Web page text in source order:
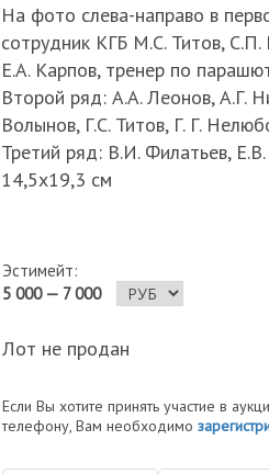
На фото слева-направо в
сотрудник КГБ М.С. Титов,
Е.А. Карпов, тренер по
Второй ряд: А.А. Леонов, А.Г.
Волынов, Г.С. Титов, Г. Г.
Третий ряд: В.И. Филатьев,
14,5х19,3 см
Эстимейт:
5 000 — 7 000
Лот не продан
Если Вы хотите принять участие в
телефону, Вам необходимо